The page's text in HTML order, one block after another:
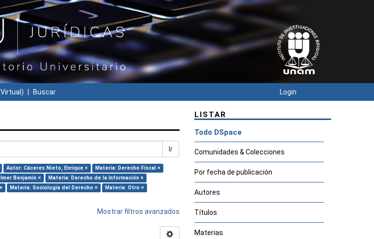
Buscar Login
Ir
Autor: Cáceres Nieto, Enrique ×
Materia: Derecho Fiscal ×
Benjamín ×
Materia: Derecho de la Información ×
Materia: Sociología del Derecho ×
Materia: Otro ×
Mostrar filtros avanzados
LISTAR
Todo DSpace
Comunidades & Colecciones
Por fecha de publicación
Autores
Títulos
Materias